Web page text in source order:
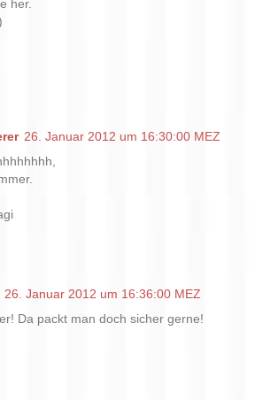
her.
26. Januar 2012 um 16:30:00 MEZ
26. Januar 2012 um 16:36:00 MEZ
Da packt man doch sicher gerne!